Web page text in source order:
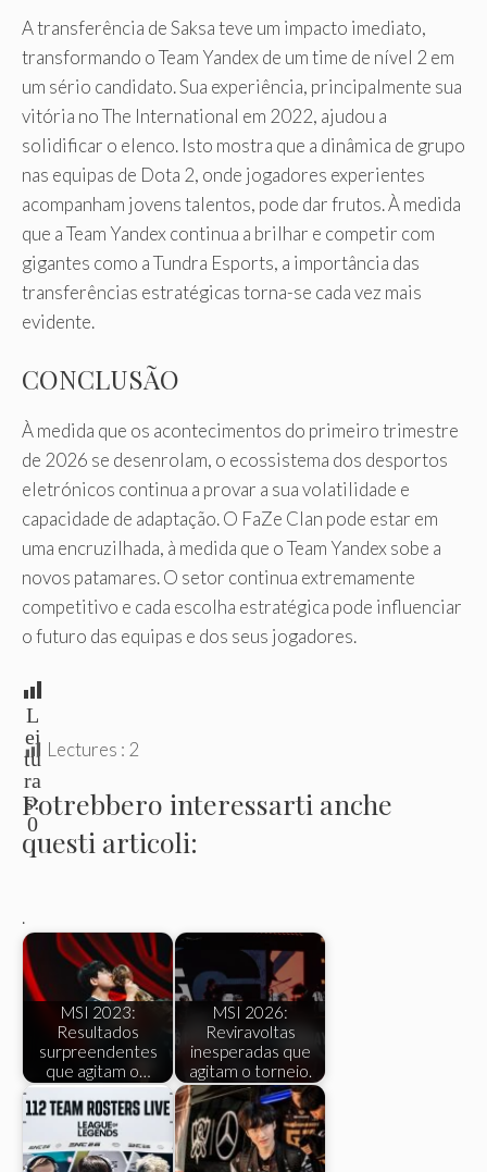
A transferência de Saksa teve um impacto imediato,
transformando o Team Yandex de um time de nível 2 em
um sério candidato. Sua experiência, principalmente sua
vitória no The International em 2022, ajudou a
solidificar o elenco. Isto mostra que a dinâmica de grupo
nas equipas de Dota 2, onde jogadores experientes
acompanham jovens talentos, pode dar frutos. À medida
que a Team Yandex continua a brilhar e competir com
gigantes como a Tundra Esports, a importância das
transferências estratégicas torna-se cada vez mais
evidente.
CONCLUSÃO
À medida que os acontecimentos do primeiro trimestre
de 2026 se desenrolam, o ecossistema dos desportos
eletrónicos continua a provar a sua volatilidade e
capacidade de adaptação. O FaZe Clan pode estar em
uma encruzilhada, à medida que o Team Yandex sobe a
novos patamares. O setor continua extremamente
competitivo e cada escolha estratégica pode influenciar
o futuro das equipas e dos seus jogadores.
L
ei
tu
ra
s:
0
Lectures : 2
Potrebbero interessarti anche
questi articoli:
.
MSI 2023:
Resultados
surpreendentes
que agitam o…
MSI 2026:
Reviravoltas
inesperadas que
agitam o torneio.